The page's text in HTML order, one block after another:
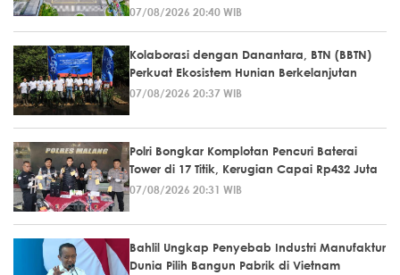
07/08/2026 20:40 WIB
Kolaborasi dengan Danantara, BTN (BBTN)
Perkuat Ekosistem Hunian Berkelanjutan
07/08/2026 20:37 WIB
Polri Bongkar Komplotan Pencuri Baterai
Tower di 17 Titik, Kerugian Capai Rp432 Juta
07/08/2026 20:31 WIB
Bahlil Ungkap Penyebab Industri Manufaktur
Dunia Pilih Bangun Pabrik di Vietnam